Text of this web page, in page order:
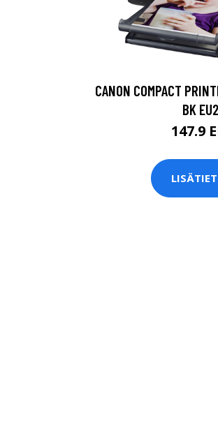
CANON COMPACT
BK
147.9